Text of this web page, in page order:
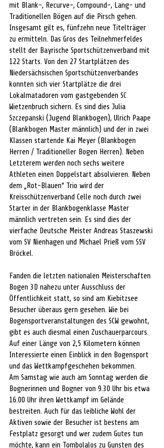
mit Blank-, Recurve-, Compound-, Lang- und
Traditionellen Bögen auf die Pirsch gehen.
Insgesamt gilt es, fünfzehn neue Titelträger
zu ermitteln. Das Gros des Teilnehmerfeldes
stellt der Bayrische Sportschützenverband mit
122 Starts. Von den 27 Startplätzen des
Niedersächsischen Sportschützenverbandes
konnten sich vier Startplätze die drei
Lokalmatadoren vom gastgebenden SC
Wietzenbruch sichern. Es sind dies Julia
Szczepanski (Jugend Blankbogen), Ulrich Paape
(Blankbogen Master männlich) und der in zwei
Klassen startende Kai Meyer (Blankbogen
Herren / Traditioneller Bogen Herren). Neben
Letzterem werden noch sechs weitere
Athleten einen Doppelstart absolvieren. Neben
dem „Rot-Blauen“ Trio wird der
Kreisschützenverband Celle noch durch zwei
Starter in der Blankbogenklasse Master
männlich vertreten sein. Es sind dies der
vierfache Deutsche Meister Andreas Staszewski
vom SV Nienhagen und Michael Prieß vom SSV
Bröckel.
Fanden die letzten nationalen Meisterschaften
Bogen 3D nahezu unter Ausschluss der
Öffentlichkeit statt, so sind am Kiebitzsee
Besucher überaus gern gesehen. Wie bei
Bogensportveranstaltungen des SCW gewohnt,
gibt es auch diesmal einen Zuschauerparcours.
Auf einer Länge von 2,5 Kilometern können
Interessierte einen Einblick in den Bogensport
und das Wettkampfgeschehen bekommen.
Am Samstag wie auch am Sonntag werden die
Bognerinnen und Bogner von 9.30 Uhr bis etwa
16.00 Uhr ihren Wettkampf im Gelände
bestreiten. Auch für das leibliche Wohl der
Aktiven sowie der Besucher ist bestens am
Festplatz gesorgt und wer zudem Gutes tun
möchte, kann ein Tombolalos zu Gunsten des